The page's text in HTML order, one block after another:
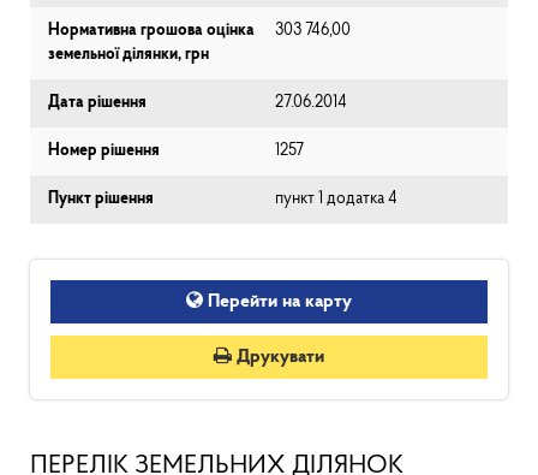
Нормативна грошова оцінка
земельної ділянки, грн
303 746,00
Дата рішення 27.06.2014
Номер рішення 1257
Пункт рішення пункт 1 додатка 4
Перейти на карту
Друкувати
ПЕРЕЛІК ЗЕМЕЛЬНИХ ДІЛЯНОК